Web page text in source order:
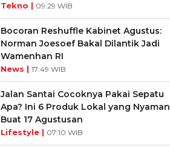
Tekno | 09:29 WIB
Bocoran Reshuffle Kabinet Agustus:
Norman Joesoef Bakal Dilantik Jadi
Wamenhan RI
News | 17:49 WIB
Jalan Santai Cocoknya Pakai Sepatu
Apa? Ini 6 Produk Lokal yang Nyaman
Buat 17 Agustusan
Lifestyle | 07:10 WIB